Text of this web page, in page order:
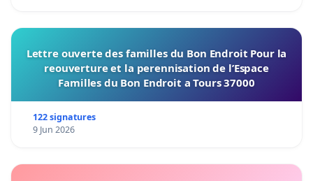
Lettre ouverte des familles du Bon Endroit Pour la
reouverture et la perennisation de l’Espace
Familles du Bon Endroit a Tours 37000
122 signatures
9 Jun 2026